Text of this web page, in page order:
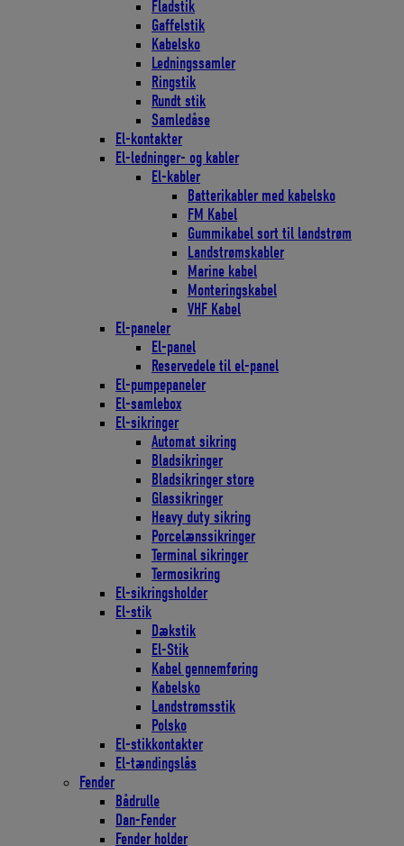
Fladstik
Gaffelstik
Kabelsko
Ledningssamler
Ringstik
Rundt stik
Samledåse
El-kontakter
El-ledninger- og kabler
El-kabler
Batterikabler med kabelsko
FM Kabel
Gummikabel sort til landstrøm
Landstrømskabler
Marine kabel
Monteringskabel
VHF Kabel
El-paneler
El-panel
Reservedele til el-panel
El-pumpepaneler
El-samlebox
El-sikringer
Automat sikring
Bladsikringer
Bladsikringer store
Glassikringer
Heavy duty sikring
Porcelænssikringer
Terminal sikringer
Termosikring
El-sikringsholder
El-stik
Dækstik
El-Stik
Kabel gennemføring
Kabelsko
Landstrømsstik
Polsko
El-stikkontakter
El-tændingslås
Fender
Bådrulle
Dan-Fender
Fender holder